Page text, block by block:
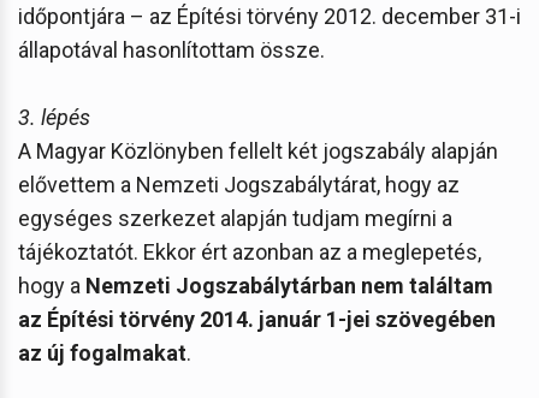
időpontjára – az Építési törvény 2012. december 31-i
állapotával hasonlítottam össze.
3. lépés
A Magyar Közlönyben fellelt két jogszabály alapján
elővettem a Nemzeti Jogszabálytárat, hogy az
egységes szerkezet alapján tudjam megírni a
tájékoztatót. Ekkor ért azonban az a meglepetés,
hogy a Nemzeti Jogszabálytárban nem találtam
az Építési törvény 2014. január 1-jei szövegében
az új fogalmakat.